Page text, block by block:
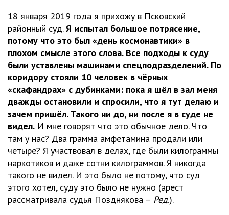
18 января 2019 года я прихожу в Псковский
районный суд. Я испытал большое потрясение,
потому что это был «день космонавтики» в
плохом смысле этого слова. Все подходы к суду
были уставлены машинами спецподразделений. По
коридору стояли 10 человек в чёрных
«скафандрах» с дубинками: пока я шёл в зал меня
дважды остановили и спросили, что я тут делаю и
зачем пришёл. Такого ни до, ни после я в суде не
видел. И мне говорят что это обычное дело. Что
там у нас? Два грамма амфетамина продали или
четыре? Я участвовал в делах, где были килограммы
наркотиков и даже сотни килограммов. Я никогда
такого не видел. И это было не потому, что суд
этого хотел, суду это было не нужно (арест
рассматривала судья Позднякова – Ред.).